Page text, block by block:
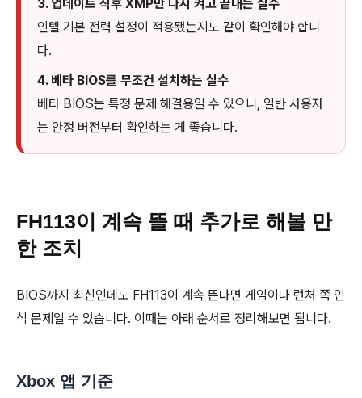
3. 업데이트 직후 XMP만 다시 켜고 끝내는 실수
인텔 기본 전력 설정이 적용됐는지도 같이 확인해야 합니
다.
4. 베타 BIOS를 무조건 설치하는 실수
베타 BIOS는 특정 문제 해결용일 수 있으니, 일반 사용자
는 안정 버전부터 확인하는 게 좋습니다.
FH113이 계속 뜰 때 추가로 해볼 만
한 조치
BIOS까지 최신인데도 FH113이 계속 뜬다면 게임이나 런처 쪽 인
식 문제일 수 있습니다. 이때는 아래 순서로 정리해보면 됩니다.
Xbox 앱 기준